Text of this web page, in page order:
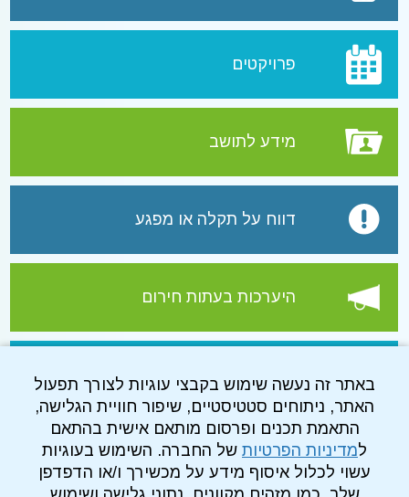
באתר זה נעשה שימוש בקבצי עוגיות לצורך תפעול
האתר, ניתוחים סטטיסטיים, שיפור חוויית הגלישה,
התאמת תכנים ופרסום מותאם אישית בהתאם
למדיניות הפרטיות של החברה. השימוש בעוגיות
עשוי לכלול איסוף מידע על מכשירך ו/או הדפדפן
פרויקטים
מידע לתושב
דווח על תקלה או מפגע
היערכות בעתות חירום
עמוד הפייסבוק של התאגיד